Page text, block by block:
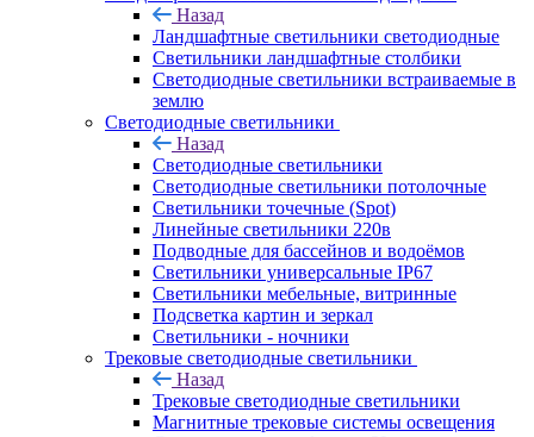
Назад
Ландшафтные светильники светодиодные
Светильники ландшафтные столбики
Светодиодные светильники встраиваемые в
землю
Светодиодные светильники
Назад
Светодиодные светильники
Светодиодные светильники потолочные
Светильники точечные (Spot)
Линейные светильники 220в
Подводные для бассейнов и водоёмов
Светильники универсальные IP67
Светильники мебельные, витринные
Подсветка картин и зеркал
Светильники - ночники
Трековые светодиодные светильники
Назад
Трековые светодиодные светильники
Магнитные трековые системы освещения